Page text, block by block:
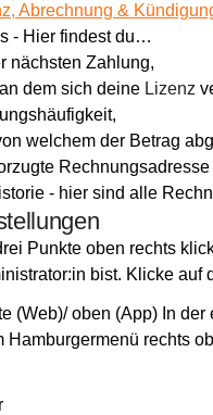
Abrechnung &
- Hier findest du…
nächsten Zahlung,
dem sich deine Lizenz
welchem der Betrag
- hier sind alle
Punkte oben rechts
bist. Klicke
(Web)/ oben (App) In
Hamburgermenü rechts